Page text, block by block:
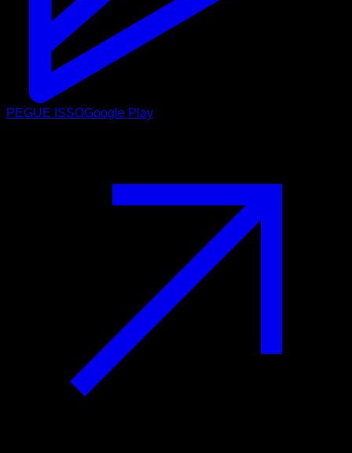
PEGUE ISSOGoogle Play